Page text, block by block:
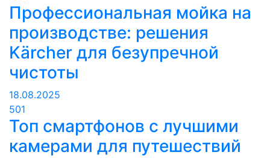
Профессиональная мойка на
производстве: решения
Kärcher для безупречной
чистоты
18.08.2025
501
Топ смартфонов с лучшими
камерами для путешествий